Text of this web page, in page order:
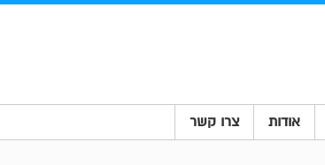
אודות צרו קשר